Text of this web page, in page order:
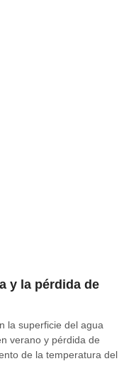
y la pérdida de
la superficie del agua
verano y pérdida de
de la temperatura del